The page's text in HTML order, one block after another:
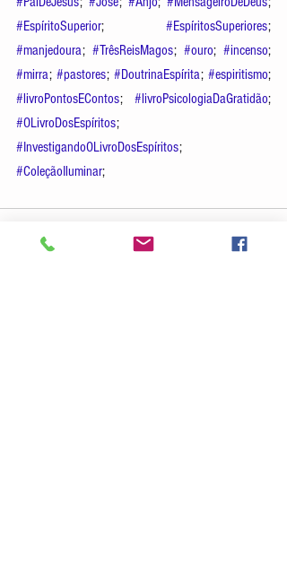
#EspíritoSuperior; #EspíritosSuperiores
#manjedoura; #TrêsReisMagos; #ouro; #incenso
#mirra; #pastores; #DoutrinaEspírita; #espiritismo
#livroPontosEContos; #livroPsicologiaDaGratidão
#OLivroDosEspíritos
#InvestigandoOLivroDosEspíritos
#ColeçãoIluminar;